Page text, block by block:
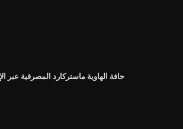
حافة الهاوية ماستركارد المصرفية عبر